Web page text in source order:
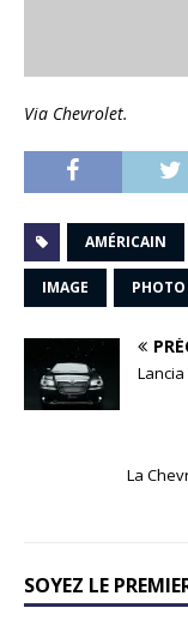
Via Chevrolet.
AMÉRICAIN
IMAGE PHOTO
La
SOYEZ LE